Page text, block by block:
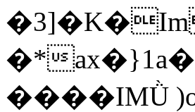
�*
����IMǛ